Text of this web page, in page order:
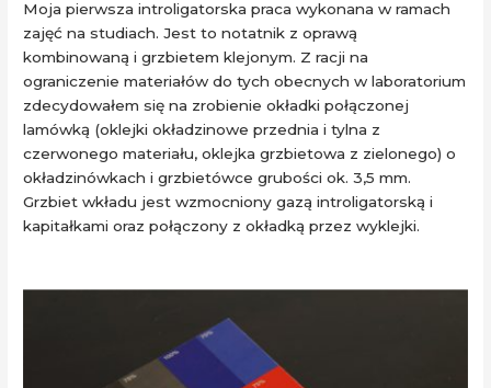
Moja pierwsza introligatorska praca wykonana w ramach
zajęć na studiach. Jest to notatnik z oprawą
kombinowaną i grzbietem klejonym. Z racji na
ograniczenie materiałów do tych obecnych w laboratorium
zdecydowałem się na zrobienie okładki połączonej
lamówką (oklejki okładzinowe przednia i tylna z
czerwonego materiału, oklejka grzbietowa z zielonego) o
okładzinówkach i grzbietówce grubości ok. 3,5 mm.
Grzbiet wkładu jest wzmocniony gazą introligatorską i
kapitałkami oraz połączony z okładką przez wyklejki.